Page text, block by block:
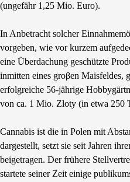
(ungefähr 1,25 Mio. Euro).
In Anbetracht solcher
vorgeben, wie vor kurzem
eine Überdachung geschützte
inmitten eines groβen Maisfeldes,
erfolgreiche 56-jährige
von ca. 1 Mio. Zloty (in etwa 250
Cannabis ist die in Polen mit
dargestellt, setzt sie seit Jahren
beigetragen. Der frühere
startete seiner Zeit einige